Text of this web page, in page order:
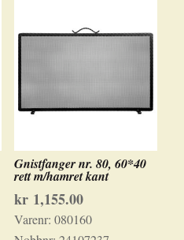
Gnistfanger nr. 80, 60*40
rett m/hamret kant
kr1,155.00
Varenr: 080160